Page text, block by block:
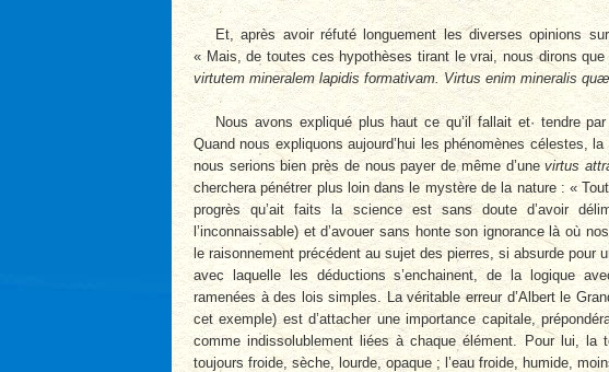
Et, après avoir réfuté longuement les diverses opinions
« Mais, de toutes ces hypothèses tirant le vrai, nous dirons
virtutem mineralem lapidis formativam. Virtus enim mineralis
Nous avons expliqué plus haut ce qu’il fallait et· tendre
Quand nous expliquons aujourd’hui les phénomènes célestes,
nous serions bien près de nous payer de même d’unevirtus
cherchera pénétrer plus loin dans le mystère de la nature : «
progrès qu’ait faits la science est sans doute d’avoir
l’inconnaissable) et d’avouer sans honte son ignorance là où
le raisonnement précédent au sujet des pierres, si absurde
avec laquelle les déductions s’enchainent, de la logique
ramenées à des lois simples. La véritable erreur d’Albert le
cet exemple) est d’attacher une importance capitale,
comme indissolublement liées à chaque élément. Pour lui,
toujours froide, sèche, lourde, opaque ; l’eau froide, humide,